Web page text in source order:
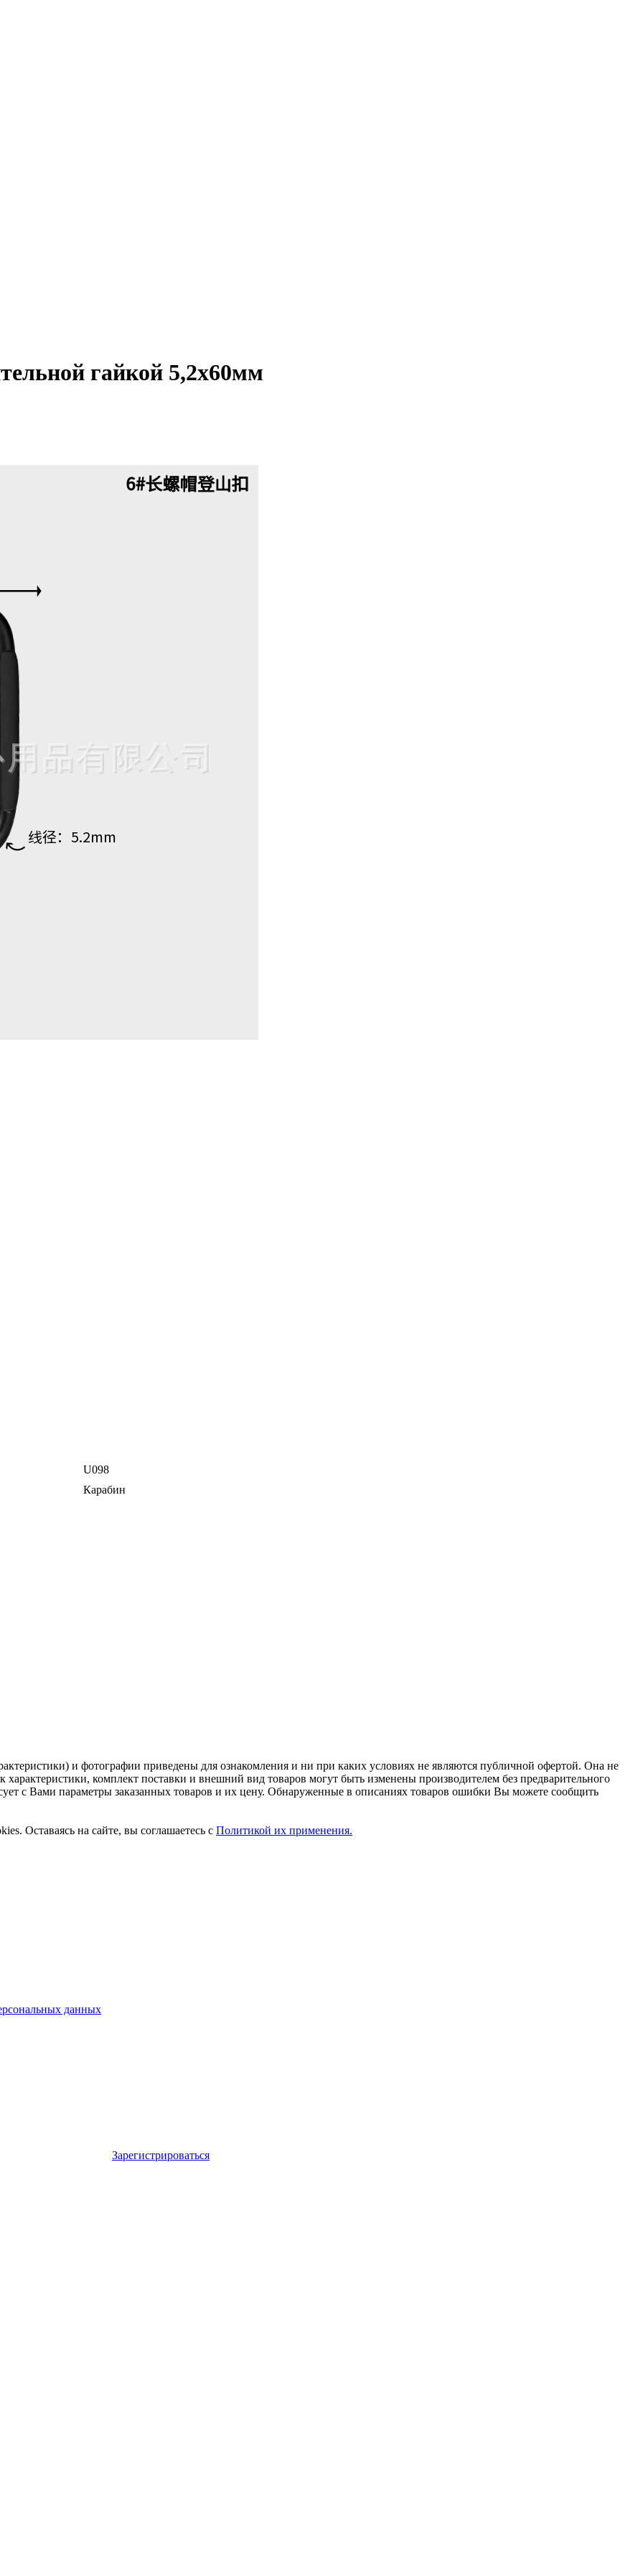
гайкой 5,2х60мм
U098
Карабин
и фотографии приведены для ознакомления и ни при каких условиях не являются публичной офертой. Она не
комплект поставки и внешний вид товаров могут быть изменены производителем без предварительного
с Вами параметры заказанных товаров и их цену. Обнаруженные в описаниях товаров ошибки Вы можете сообщить
Оставаясь на сайте, вы соглашаетесь с Политикой их применения.
данных
Зарегистрироваться